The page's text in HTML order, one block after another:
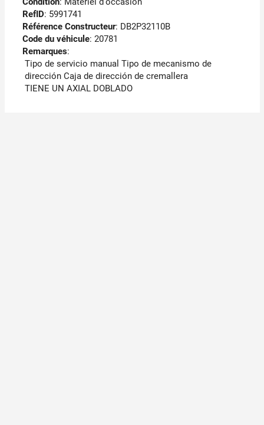
RefID: 5991741
Référence Constructeur: DB2P32110B
Code du véhicule: 20781
Remarques:
Tipo de servicio manual Tipo de mecanismo de
dirección Caja de dirección de cremallera
TIENE UN AXIAL DOBLADO